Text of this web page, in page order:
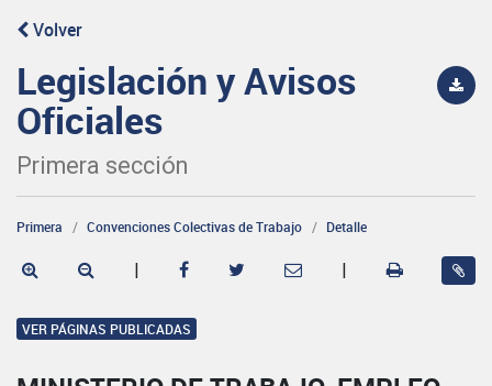
Volver
Legislación y Avisos
Oficiales
Primera sección
Primera Convenciones Colectivas de Trabajo Detalle
| |
VER PÁGINAS PUBLICADAS